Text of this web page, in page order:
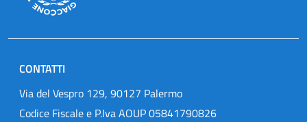
CONTATTI
Via del Vespro 129, 90127 Palermo
Codice Fiscale e P.Iva AOUP 05841790826